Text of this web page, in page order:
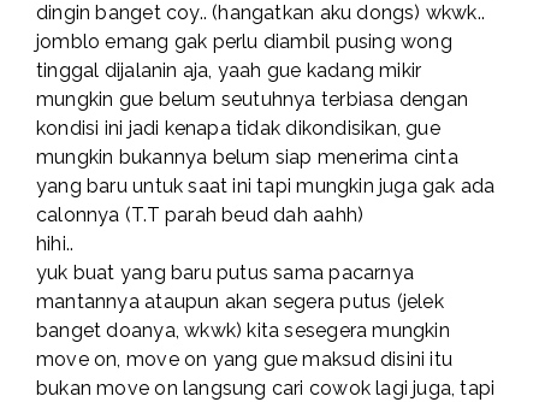
dingin banget coy.. (hangatkan aku dongs) wkwk..
jomblo emang gak perlu diambil pusing wong
tinggal dijalanin aja, yaah gue kadang mikir
mungkin gue belum seutuhnya terbiasa dengan
kondisi ini jadi kenapa tidak dikondisikan, gue
mungkin bukannya belum siap menerima cinta
yang baru untuk saat ini tapi mungkin juga gak ada
calonnya (T.T parah beud dah aahh)
hihi..
yuk buat yang baru putus sama pacarnya
mantannya ataupun akan segera putus (jelek
banget doanya, wkwk) kita sesegera mungkin
move on, move on yang gue maksud disini itu
bukan move on langsung cari cowok lagi juga, tapi